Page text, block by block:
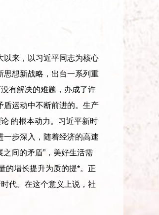
来，以习近平同志为核心
思想新战略，出台一系列重
有解决的难题，办成了许
盾运动中不断前进的。生产
的根本动力。习近平新时
一步深入，随着经济的高速
间的矛盾”，美好生活需
的增长提升为质的提*。正
代。在这个意义上说，社